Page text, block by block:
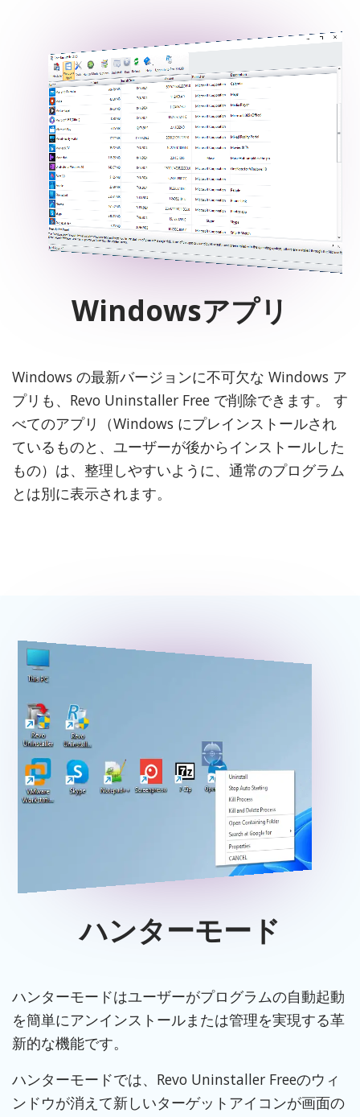
Windowsアプリ
Windows の最新バージョンに不可欠な Windows ア
プリも、Revo Uninstaller Free で削除できます。 す
べてのアプリ（Windows にプレインストールされ
ているものと、ユーザーが後からインストールした
もの）は、整理しやすいように、通常のプログラム
とは別に表示されます。
ハンターモード
ハンターモードはユーザーがプログラムの自動起動
を簡単にアンインストールまたは管理を実現する革
新的な機能です。
ハンターモードでは、Revo Uninstaller Freeのウィ
ンドウが消えて新しいターゲットアイコンが画面の